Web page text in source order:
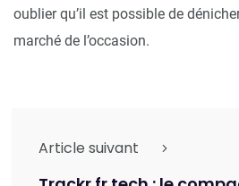
oublier qu’il est possible de
marché de l’occasion.
Article suivant